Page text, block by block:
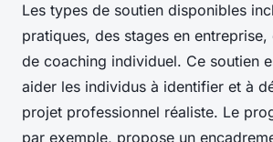
Les types de soutien disponibles
pratiques, des stages en entreprise,
de coaching individuel. Ce soutien
aider les individus à identifier et à
projet professionnel réaliste. Le
par exemple, propose un